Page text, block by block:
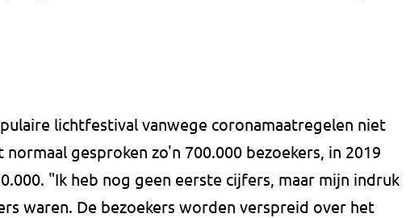
lichtfestival vanwege coronamaatregelen niet
gesproken zo'n 700.000 bezoekers, in 2019
"Ik heb nog geen eerste cijfers, maar mijn indruk
waren. De bezoekers worden verspreid over het